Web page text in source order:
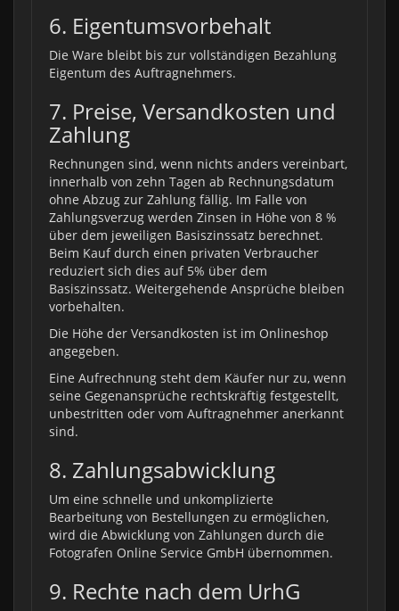
6. Eigentumsvorbehalt
Die Ware bleibt bis zur vollständigen Bezahlung
Eigentum des Auftragnehmers.
7. Preise, Versandkosten und
Zahlung
Rechnungen sind, wenn nichts anders vereinbart,
innerhalb von zehn Tagen ab Rechnungsdatum
ohne Abzug zur Zahlung fällig. Im Falle von
Zahlungsverzug werden Zinsen in Höhe von 8 %
über dem jeweiligen Basiszinssatz berechnet.
Beim Kauf durch einen privaten Verbraucher
reduziert sich dies auf 5% über dem
Basiszinssatz. Weitergehende Ansprüche bleiben
vorbehalten.
Die Höhe der Versandkosten ist im Onlineshop
angegeben.
Eine Aufrechnung steht dem Käufer nur zu, wenn
seine Gegenansprüche rechtskräftig festgestellt,
unbestritten oder vom Auftragnehmer anerkannt
sind.
8. Zahlungsabwicklung
Um eine schnelle und unkomplizierte
Bearbeitung von Bestellungen zu ermöglichen,
wird die Abwicklung von Zahlungen durch die
Fotografen Online Service GmbH übernommen.
9. Rechte nach dem UrhG